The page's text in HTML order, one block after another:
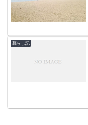
暮らし記